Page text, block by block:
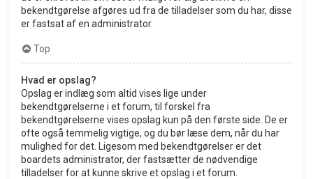
bekendtgørelse afgøres ud fra de tilladelser som du har, disse
er fastsat af en administrator.
Top
Hvad er opslag?
Opslag er indlæg som altid vises lige under
bekendtgørelserne i et forum, til forskel fra
bekendtgørelserne vises opslag kun på den første side. De er
ofte også temmelig vigtige, og du bør læse dem, når du har
mulighed for det. Ligesom med bekendtgørelser er det
boardets administrator, der fastsætter de nødvendige
tilladelser for at kunne skrive et opslag i et forum.